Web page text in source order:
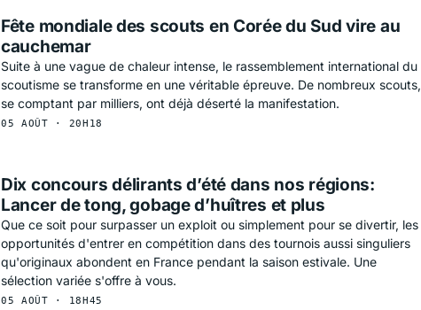
Fête mondiale des scouts en Corée du Sud vire au
cauchemar
Suite à une vague de chaleur intense, le rassemblement international du
scoutisme se transforme en une véritable épreuve. De nombreux scouts,
se comptant par milliers, ont déjà déserté la manifestation.
05 AOÛT · 20H18
Dix concours délirants d’été dans nos régions:
Lancer de tong, gobage d’huîtres et plus
Que ce soit pour surpasser un exploit ou simplement pour se divertir, les
opportunités d'entrer en compétition dans des tournois aussi singuliers
qu'originaux abondent en France pendant la saison estivale. Une
sélection variée s'offre à vous.
05 AOÛT · 18H45